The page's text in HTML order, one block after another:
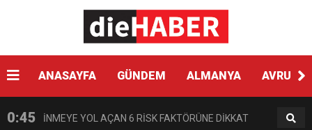
ANASAYFA GÜNDEM ALMANYA AVRUPA
BULUŞUYOR
“Almanya’da Zorbalığa Uğradım, Türkiye’de
Ötekileştirildim”
10:35 AJet Avrupa’da hedef büyütüyor
0:45 İNMEYE YOL AÇAN 6 RİSK FAKTÖRÜNE DİKKAT